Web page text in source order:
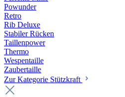
Powunder
Retro
Rib Deluxe
Stabiler Rücken
Taillenpower
Thermo
Wespentaille
Zaubertaille
Zur Kategorie Stützkraft